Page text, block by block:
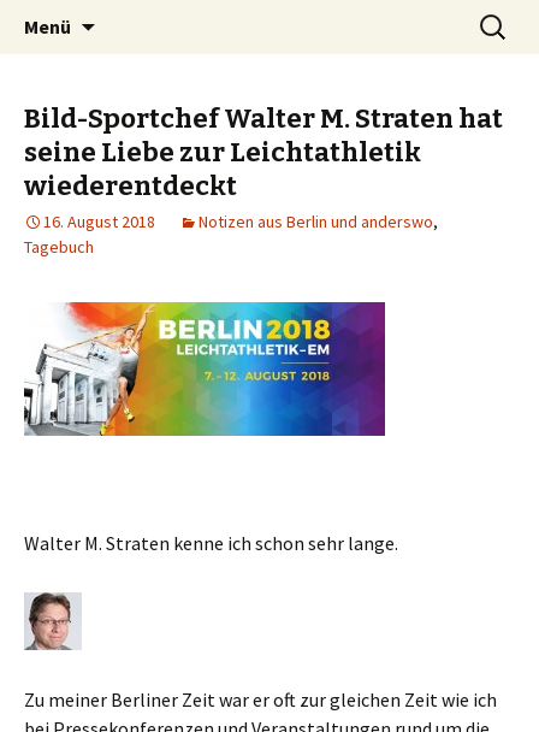
Peter Grau
Menü
Suchen
nach:
Bild-Sportchef Walter M. Straten hat
seine Liebe zur Leichtathletik
wiederentdeckt
16. August 2018 Notizen aus Berlin und anderswo,
Tagebuch
Walter M. Straten kenne ich schon sehr lange.
Zu meiner Berliner Zeit war er oft zur gleichen Zeit wie ich